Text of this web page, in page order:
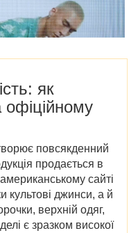
як
повсякденний
продається в
сайті
культові джинси, а й
верхній одяг,
є зразком високої